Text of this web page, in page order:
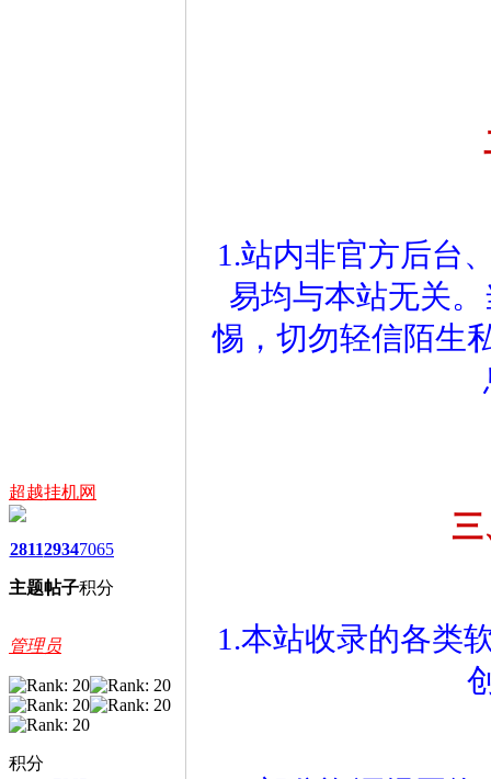
超越挂机网
2811
主题
2934
帖子
7065
积分
管理员
积分
1.站内非官方后台
易均与本站无关
惕，切勿轻信陌生
三
1.本站收录的各类